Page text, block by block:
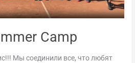
Camp
Мы соединили все, что любят